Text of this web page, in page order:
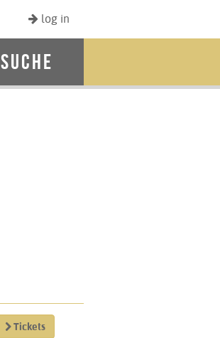
log in
Suche
Tickets